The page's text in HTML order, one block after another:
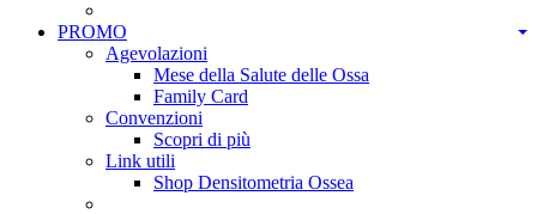
PROMO
Agevolazioni
Mese della Salute delle Ossa
Family Card
Convenzioni
Scopri di più
Link utili
Shop Densitometria Ossea